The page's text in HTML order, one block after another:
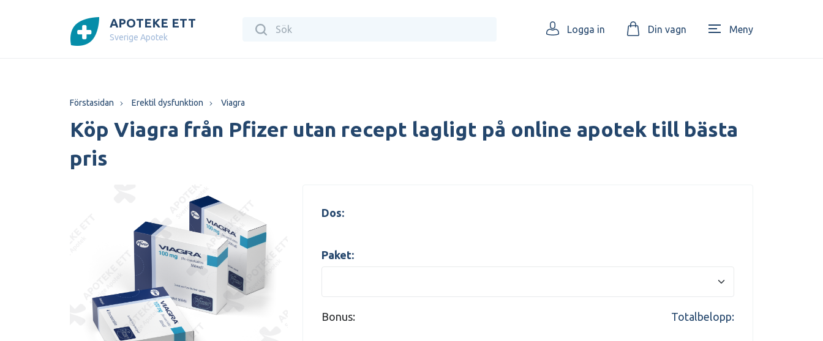
APOTEKE ETT
Sverige Apotek
Logga in Din vagn Meny
Förstasidan Erektil dysfunktion Viagra
Köp Viagra från Pfizer utan recept lagligt på online apotek till bästa
pris
Dos:
Paket:
Bonus: Totalbelopp: